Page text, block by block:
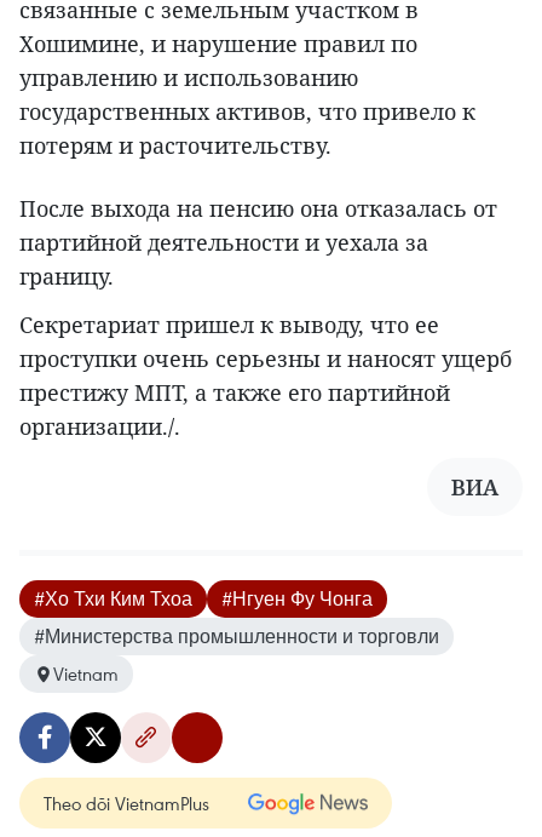
связанные с земельным участком в
Хошимине, и нарушение правил по
управлению и использованию
государственных активов, что привело к
потерям и расточительству.
После выхода на пенсию она отказалась от
партийной деятельности и уехала за
границу.
Секретариат пришел к выводу, что ее
проступки очень серьезны и наносят ущерб
престижу МПТ, а также его партийной
организации./.
ВИА
#Хо Тхи Ким Тхоа
#Нгуен Фу Чонга
#Министерства промышленности и торговли
Vietnam
Theo dõi VietnamPlus